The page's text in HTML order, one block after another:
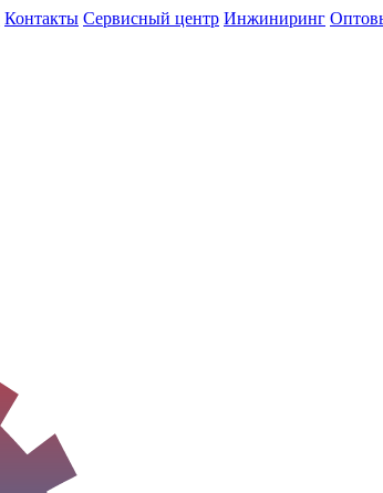
Контакты Сервисный центр Инжиниринг